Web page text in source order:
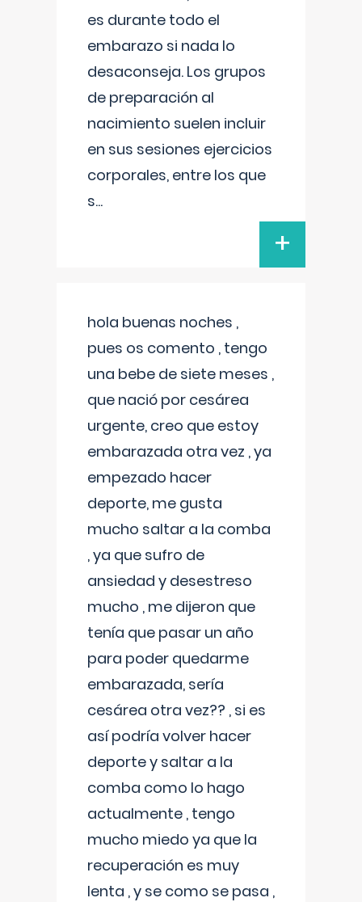
es durante todo el
embarazo si nada lo
desaconseja. Los grupos
de preparación al
nacimiento suelen incluir
en sus sesiones ejercicios
corporales, entre los que
s...
+
hola buenas noches ,
pues os comento , tengo
una bebe de siete meses ,
que nació por cesárea
urgente, creo que estoy
embarazada otra vez , ya
empezado hacer
deporte, me gusta
mucho saltar a la comba
, ya que sufro de
ansiedad y desestreso
mucho , me dijeron que
tenía que pasar un año
para poder quedarme
embarazada, sería
cesárea otra vez?? , si es
así podría volver hacer
deporte y saltar a la
comba como lo hago
actualmente , tengo
mucho miedo ya que la
recuperación es muy
lenta , y se como se pasa ,